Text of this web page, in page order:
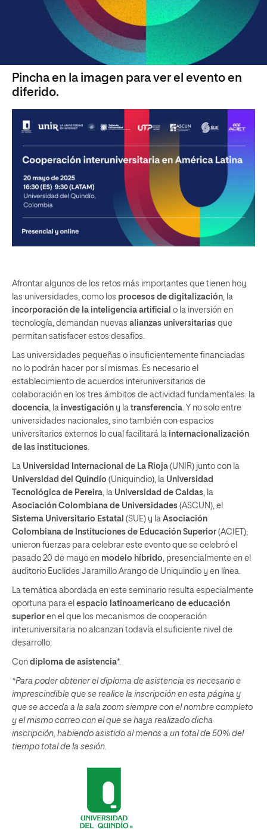
Pincha en la imagen para ver el evento en
diferido.
Afrontar algunos de los retos más importantes que tienen hoy
las universidades, como los procesos de digitalización , la
incorporación de la inteligencia artificial o la inversión en
tecnología, demandan nuevas alianzas universitarias que
permitan satisfacer estos desafíos.
Las universidades pequeñas o insuficientemente financiadas
no lo podrán hacer por sí mismas. Es necesario el
establecimiento de acuerdos interuniversitarios de
colaboración en los tres ámbitos de actividad fundamentales: la
docencia , la investigación y la transferencia . Y no solo entre
universidades nacionales, sino también con espacios
universitarios externos lo cual facilitará la internacionalización
de las instituciones
La Universidad Internacional de La Rioja (UNIR) junto con la
Universidad del Quindío (Uniquindio), la Universidad
Tecnológica de Pereira , la Universidad de Caldas , la
Asociación Colombiana de Universidades (ASCUN), el
Sistema Universitario Estatal (SUE) y la Asociación
Colombiana de Instituciones de Educación Superior (ACIET);
unieron fuerzas para celebrar este evento que se celebró el
pasado 20 de mayo en modelo híbrido , presencialmente en el
auditorio Euclides Jaramillo Arango de Uniquindio y en línea.
La temática abordada en este seminario resulta especialmente
oportuna para el espacio latinoamericano de educación
superior en el que los mecanismos de cooperación
interuniversitaria no alcanzan todavía el suficiente nivel de
desarrollo.
Con diploma de asistencia*.
*Para poder obtener el diploma de asistencia es necesario e
imprescindible que se realice la inscripción en esta página y
que se acceda a la sala zoom siempre con el nombre completo
y el mismo correo con el que se haya realizado dicha
inscripción, habiendo asistido al menos a un total de 50% del
tiempo total de la sesión.